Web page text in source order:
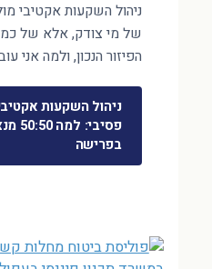
ניהול השקעות אקטיבי
של מי צודק, אלא של
הפיזור הנכון, ולמה אני עובד
ניהול השקעות
פסיבי:
בפרישה